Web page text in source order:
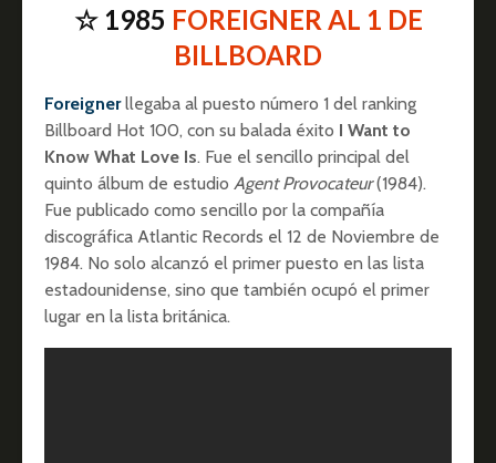
☆ 1985 FOREIGNER AL 1 DE
BILLBOARD
Foreignerllegaba al puesto número 1 del ranking
Billboard Hot 100, con su balada éxito I Want to
Know What Love Is. Fue el sencillo principal del
quinto álbum de estudio Agent Provocateur(1984).
Fue publicado como sencillo por la compañía
discográfica Atlantic Records el 12 de Noviembre de
1984. No solo alcanzó el primer puesto en las lista
estadounidense, sino que también ocupó el primer
lugar en la lista británica.